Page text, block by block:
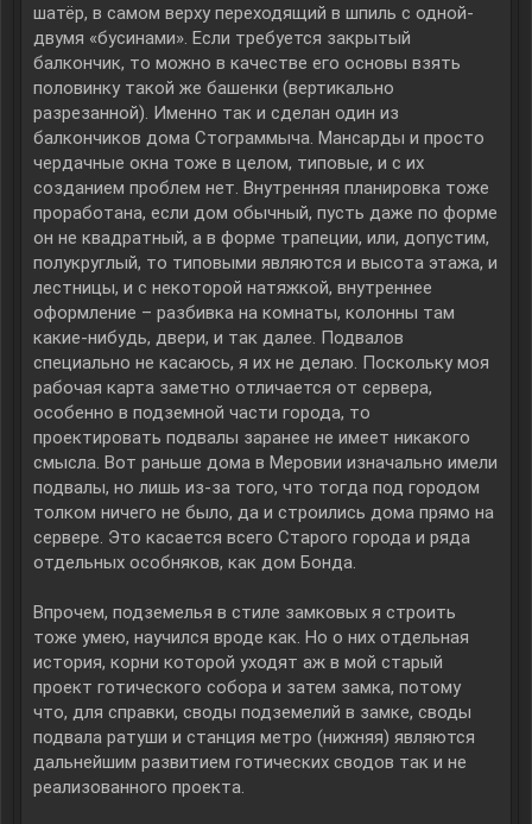
шатёр, в самом верху переходящий в шпиль с одной-
двумя «бусинами». Если требуется закрытый
балкончик, то можно в качестве его основы взять
половинку такой же башенки (вертикально
разрезанной). Именно так и сделан один из
балкончиков дома Стограммыча. Мансарды и просто
чердачные окна тоже в целом, типовые, и с их
созданием проблем нет. Внутренняя планировка тоже
проработана, если дом обычный, пусть даже по форме
он не квадратный, а в форме трапеции, или, допустим,
полукруглый, то типовыми являются и высота этажа, и
лестницы, и с некоторой натяжкой, внутреннее
оформление – разбивка на комнаты, колонны там
какие-нибудь, двери, и так далее. Подвалов
специально не касаюсь, я их не делаю. Поскольку моя
рабочая карта заметно отличается от сервера,
особенно в подземной части города, то
проектировать подвалы заранее не имеет никакого
смысла. Вот раньше дома в Меровии изначально имели
подвалы, но лишь из-за того, что тогда под городом
толком ничего не было, да и строились дома прямо на
сервере. Это касается всего Старого города и ряда
отдельных особняков, как дом Бонда.
Впрочем, подземелья в стиле замковых я строить
тоже умею, научился вроде как. Но о них отдельная
история, корни которой уходят аж в мой старый
проект готического собора и затем замка, потому
что, для справки, своды подземелий в замке, своды
подвала ратуши и станция метро (нижняя) являются
дальнейшим развитием готических сводов так и не
реализованного проекта.